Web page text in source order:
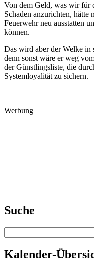
Von dem Geld, was wir für
Schaden anzurichten, hätte
Feuerwehr neu ausstatten
können.
Das wird aber der Welke in
denn sonst wäre er weg
der Günstlingsliste, die
Systemloyalität zu sichern.
Werbung
Suche
Kalender-